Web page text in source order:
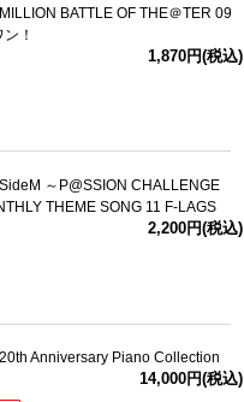
BATTLE OF THE＠TER 09
！
1,870円(税込)
～P@SSION CHALLENGE
THEME SONG 11 F-LAGS
2,200円(税込)
Anniversary Piano Collection
14,000円(税込)